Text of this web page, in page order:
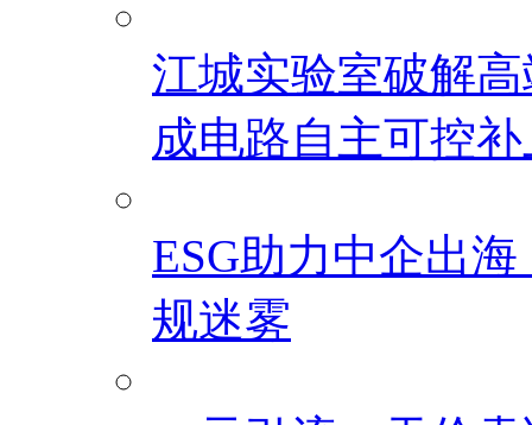
江城实验室破解
成电路自主可控
ESG助力中企出
规迷雾